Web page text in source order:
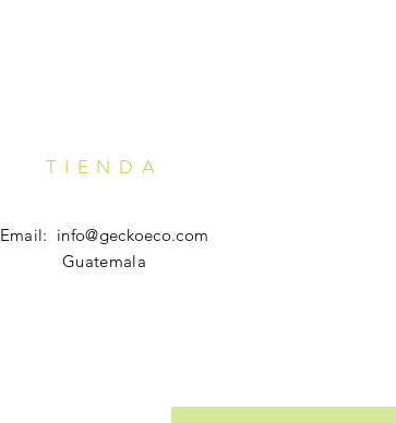
TIENDA
Email: info@geckoeco.com
Guatemala